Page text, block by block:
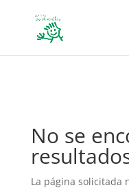
No se
La página solicitada